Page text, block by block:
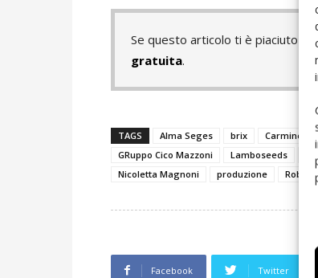
Se questo articolo ti è piaciuto e
gratuita.
TAGS Alma Seges brix Carmine
GRuppo Cico Mazzoni
Lamboseeds
Nicoletta Magnoni
produzione
Facebook Twitter